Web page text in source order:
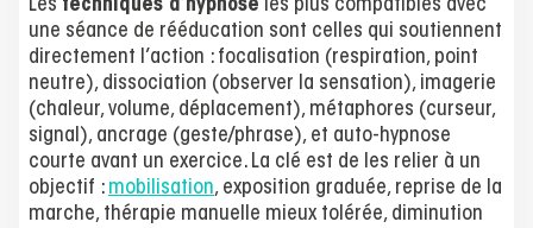
Les techniques d’hypnose les plus compatibles avec
une séance de rééducation sont celles qui soutiennent
directement l’action : focalisation (respiration, point
neutre), dissociation (observer la sensation), imagerie
(chaleur, volume, déplacement), métaphores (curseur,
signal), ancrage (geste/phrase), et auto-hypnose
courte avant un exercice. La clé est de les relier à un
objectif : mobilisation, exposition graduée, reprise de la
marche, thérapie manuelle mieux tolérée, diminution